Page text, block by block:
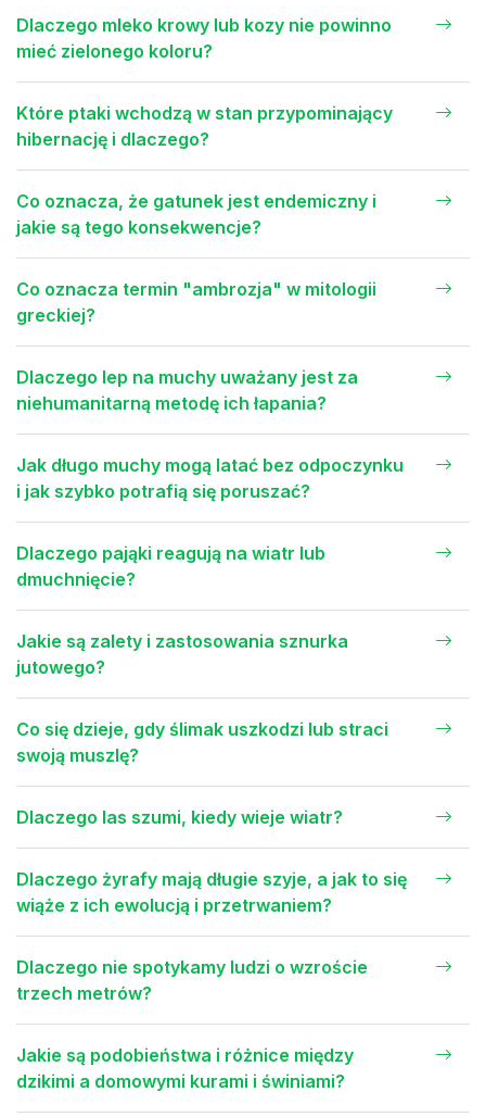
Dlaczego mleko krowy lub kozy nie powinno
mieć zielonego koloru?
Które ptaki wchodzą w stan przypominający
hibernację i dlaczego?
Co oznacza, że gatunek jest endemiczny i
jakie są tego konsekwencje?
Co oznacza termin "ambrozja" w mitologii
greckiej?
Dlaczego lep na muchy uważany jest za
niehumanitarną metodę ich łapania?
Jak długo muchy mogą latać bez odpoczynku
i jak szybko potrafią się poruszać?
Dlaczego pająki reagują na wiatr lub
dmuchnięcie?
Jakie są zalety i zastosowania sznurka
jutowego?
Co się dzieje, gdy ślimak uszkodzi lub straci
swoją muszlę?
Dlaczego las szumi, kiedy wieje wiatr?
Dlaczego żyrafy mają długie szyje, a jak to się
wiąże z ich ewolucją i przetrwaniem?
Dlaczego nie spotykamy ludzi o wzroście
trzech metrów?
Jakie są podobieństwa i różnice między
dzikimi a domowymi kurami i świniami?